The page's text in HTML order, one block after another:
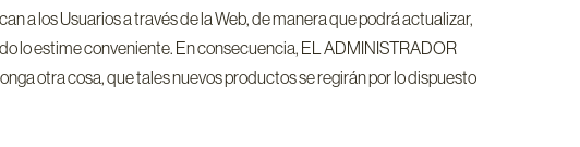
a los Usuarios a través de la Web, de manera que podrá actualizar,
lo estime conveniente. En consecuencia, EL ADMINISTRADOR
otra cosa, que tales nuevos productos se regirán por lo dispuesto